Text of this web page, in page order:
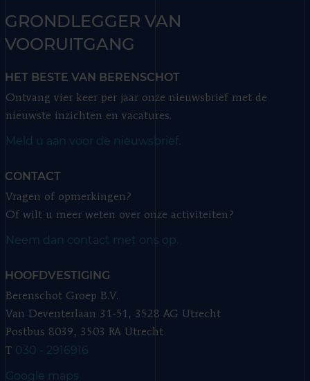
GRONDLEGGER VAN
VOORUITGANG
HET BESTE VAN BERENSCHOT
Ontvang vier keer per jaar onze nieuwsbrief met de
nieuwste inzichten en vacatures.
Meld u aan voor de nieuwsbrief.
CONTACT
Vragen of opmerkingen?
Of wilt u meer weten over onze activiteiten?
Neem dan contact met ons op.
HOOFDVESTIGING
Berenschot Groep B.V.
Van Deventerlaan 31-51, 3528 AG Utrecht
Postbus 8039, 3503 RA Utrecht
T 030 - 2916916
Google maps